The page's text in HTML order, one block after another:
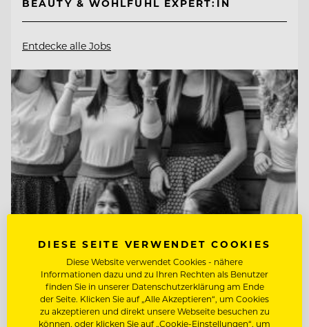
BEAUTY & WOHLFÜHL EXPERT:IN
Entdecke alle Jobs
TOP ARBEITGEBER
Naturhotel Bauernhofer
DIESE SEITE VERWENDET COOKIES
Diese Website verwendet Cookies - nähere
Informationen dazu und zu Ihren Rechten als Benutzer
finden Sie in unserer Datenschutzerklärung am Ende
der Seite. Klicken Sie auf „Alle Akzeptieren“, um Cookies
zu akzeptieren und direkt unsere Webseite besuchen zu
können, oder klicken Sie auf „Cookie-Einstellungen“, um